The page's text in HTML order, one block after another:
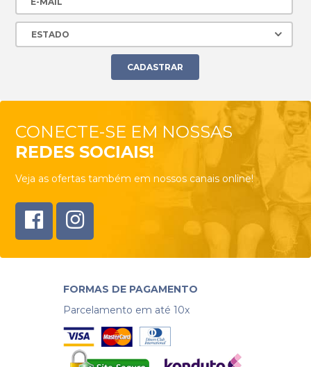
CONECTE-SE EM NOSSAS
REDES SOCIAIS!
Veja as ofertas também em nossos canais online!
FORMAS DE PAGAMENTO
Parcelamento em até 10x